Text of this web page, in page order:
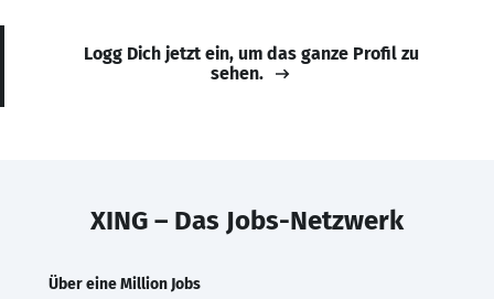
Logg Dich jetzt ein, um das ganze Profil zu
sehen.
XING – Das Jobs-Netzwerk
Über eine Million Jobs